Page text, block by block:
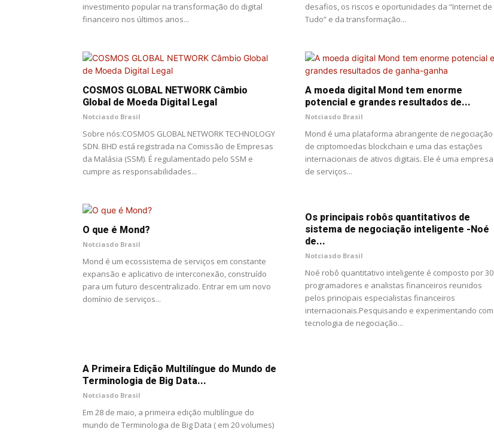
investimento popular na transformação do digital
financeiro nos últimos anos...
desafios, os riscos e oportunidades da “Internet de
Tudo” e da transformação...
COSMOS GLOBAL NETWORK Câmbio
Global de Moeda Digital Legal
Notciasdo Brasil
Sobre nós:COSMOS GLOBAL NETWORK TECHNOLOGY
SDN. BHD está registrada na Comissão de Empresas
da Malásia (SSM). É regulamentado pelo SSM e
cumpre as responsabilidades...
A moeda digital Mond tem enorme
potencial e grandes resultados de...
Notciasdo Brasil
Mond é uma plataforma abrangente de negociação
de criptomoedas blockchain e uma das estações
internacionais de ativos digitais. Ele é uma empresa
de serviços...
O que é Mond?
Notciasdo Brasil
Mond é um ecossistema de serviços em constante
expansão e aplicativo de interconexão, construído
para um futuro descentralizado. Entrar em um novo
domínio de serviços...
Os principais robôs quantitativos de
sistema de negociação inteligente -Noé
de...
Notciasdo Brasil
Noé robô quantitativo inteligente é composto por 30
programadores e analistas financeiros reunidos
pelos principais especialistas financeiros
internacionais.Pesquisando e experimentando com
tecnologia de negociação...
A Primeira Edição Multilíngue do Mundo de
Terminologia de Big Data...
Notciasdo Brasil
Em 28 de maio, a primeira edição multilíngue do
mundo de Terminologia de Big Data ( em 20 volumes)